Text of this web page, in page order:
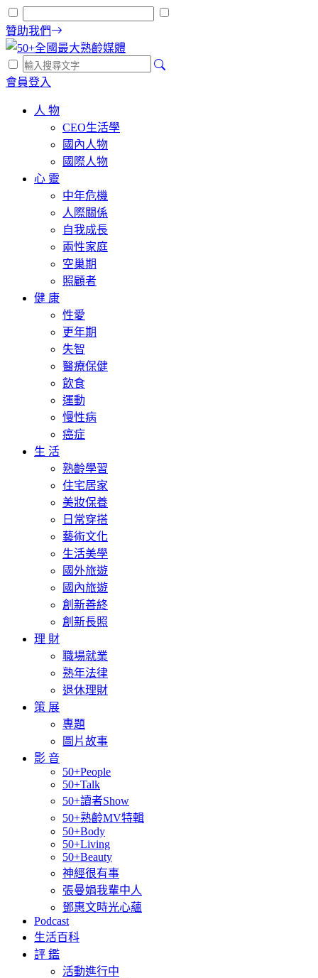
贊助我們
會員登入
人 物
CEO生活學
國內人物
國際人物
心 靈
中年危機
人際關係
自我成長
兩性家庭
空巢期
照顧者
健 康
性愛
更年期
失智
醫療保健
飲食
運動
慢性病
癌症
生 活
熟齡學習
住宅居家
美妝保養
日常穿搭
藝術文化
生活美學
國外旅遊
國內旅遊
創新善終
創新長照
理 財
職場就業
熟年法律
退休理財
策 展
專題
圖片故事
影 音
50+People
50+Talk
50+讀者Show
50+熟齡MV特輯
50+Body
50+Living
50+Beauty
神經很有事
張曼娟我輩中人
鄧惠文時光心蘊
Podcast
生活百科
評 鑑
活動進行中